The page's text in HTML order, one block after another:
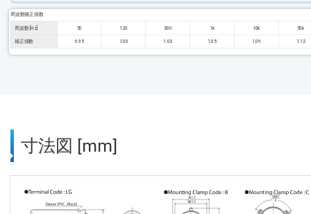
周波数補正係数
周波数 [Hz] 50 120 300 1k 10k 50k
補正係数 0.95 1.00 1.03 1.05 1.09 1.12
寸法図 [mm]